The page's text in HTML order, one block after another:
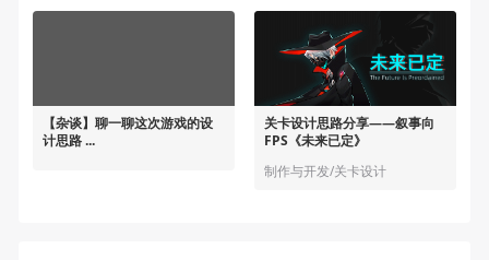
【杂谈】聊一聊这次游戏的设
计思路 ...
关卡设计思路分享——叙事向
FPS《未来已定》
制作与开发/关卡设计